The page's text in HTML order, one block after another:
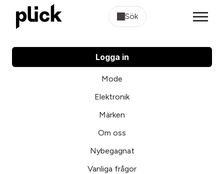
Sök
Logga in
Mode
Elektronik
Märken
Om oss
Nybegagnat
Vanliga frågor